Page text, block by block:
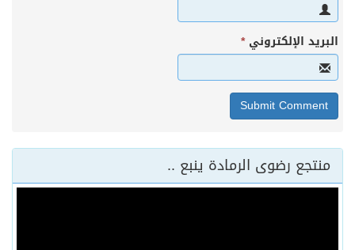
البريد الإلكتروني*
منتجع رضوى الرمادة ينبع ..